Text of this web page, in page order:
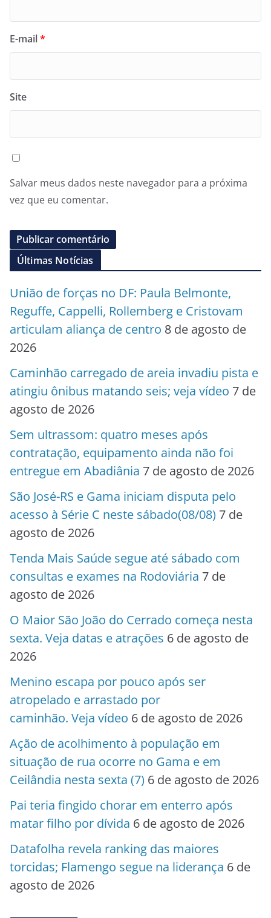
E-mail*
Site
Salvar meus dados neste navegador para a próxima
vez que eu comentar.
Últimas Notícias
União de forças no DF: Paula Belmonte,
Reguffe, Cappelli, Rollemberg e Cristovam
articulam aliança de centro 8 de agosto de
2026
Caminhão carregado de areia invadiu pista e
atingiu ônibus matando seis; veja vídeo 7 de
agosto de 2026
Sem ultrassom: quatro meses após
contratação, equipamento ainda não foi
entregue em Abadiânia 7 de agosto de 2026
São José-RS e Gama iniciam disputa pelo
acesso à Série C neste sábado(08/08) 7 de
agosto de 2026
Tenda Mais Saúde segue até sábado com
consultas e exames na Rodoviária 7 de
agosto de 2026
O Maior São João do Cerrado começa nesta
sexta. Veja datas e atrações 6 de agosto de
2026
Menino escapa por pouco após ser
atropelado e arrastado por
caminhão. Veja vídeo 6 de agosto de 2026
Ação de acolhimento à população em
situação de rua ocorre no Gama e em
Ceilândia nesta sexta (7) 6 de agosto de 2026
Pai teria fingido chorar em enterro após
matar filho por dívida 6 de agosto de 2026
Datafolha revela ranking das maiores
torcidas; Flamengo segue na liderança 6 de
agosto de 2026